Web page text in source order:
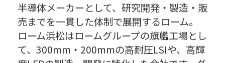
半導体メーカーとして、研究開発・製造・販
売までを一貫した体制で展開するローム。
ローム浜松はロームグループの旗艦工場とし
て、300mm・200mmの高耐圧LSIや、高輝